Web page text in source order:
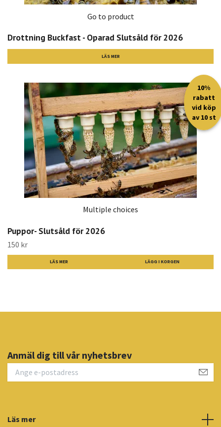
Go to product
Drottning Buckfast - Oparad Slutsåld för 2026
LÄS MER
10%
rabatt
vid köp
av 10 st
Multiple choices
Puppor- Slutsåld för 2026
150 kr
LÄS MER LÄGG I KORGEN
Anmäl dig till vår nyhetsbrev
Läs mer